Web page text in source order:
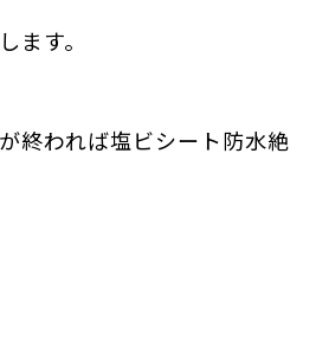
ます。
終われば塩ビシート防水絶